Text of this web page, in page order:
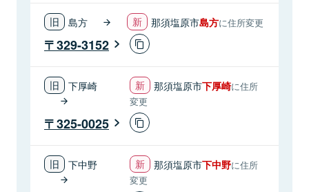
島方 那須塩原市島方に住所変更
329-3152
下厚崎 那須塩原市下厚崎に住所
変更
325-0025
下中野 那須塩原市下中野に住所
変更